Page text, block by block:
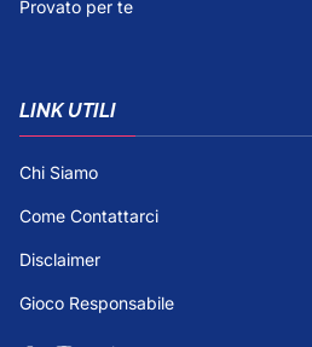
Provato per te
LINK UTILI
Chi Siamo
Come Contattarci
Disclaimer
Gioco Responsabile